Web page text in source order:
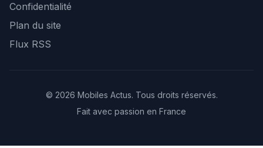
Confidentialité
Plan du site
Flux RSS
© 2026 Mobiles Actus. Tous droits réservés.
Fait avec passion en France